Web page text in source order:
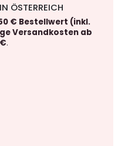
ÖSTERREICH
€ Bestellwert (inkl.
Versandkosten ab
.